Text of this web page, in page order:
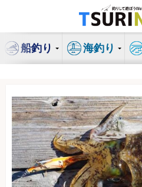
ン
船釣り 海釣り